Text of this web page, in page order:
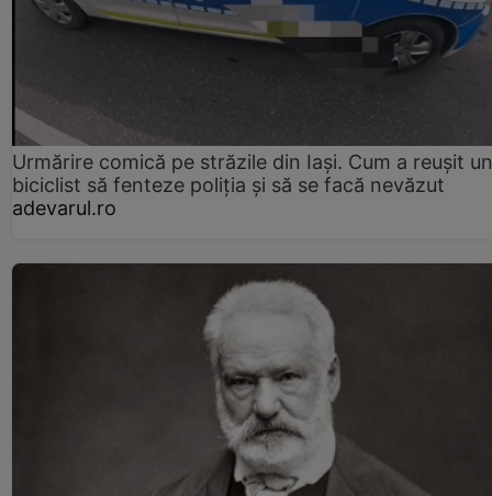
Urmărire comică pe străzile din Iași. Cum a reușit un
biciclist să fenteze poliția și să se facă nevăzut
adevarul.ro